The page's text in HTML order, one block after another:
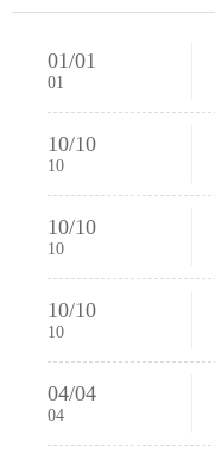
01/01
01
10/10
10
10/10
10
10/10
10
04/04
04